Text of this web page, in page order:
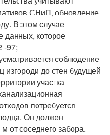
СНиП, обновление
В этом случае
данных, которое
-97;
соблюдение
изгороди до стен будущей
участка
потребуется
Он должен
от соседнего забора.